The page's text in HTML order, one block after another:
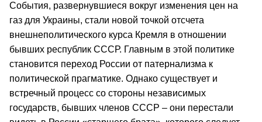
События, развернувшиеся вокруг изменения цен на
газ для Украины, стали новой точкой отсчета
внешнеполитического курса Кремля в отношении
бывших республик СССР. Главным в этой политике
становится переход России от патернализма к
политической прагматике. Однако существует и
встречный процесс со стороны независимых
государств, бывших членов СССР – они перестали